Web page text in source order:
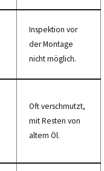
Inspektion vor
der Montage
nicht möglich.
Oft verschmutzt,
mit Resten von
altem Öl.